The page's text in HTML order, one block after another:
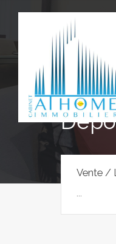
Vente /